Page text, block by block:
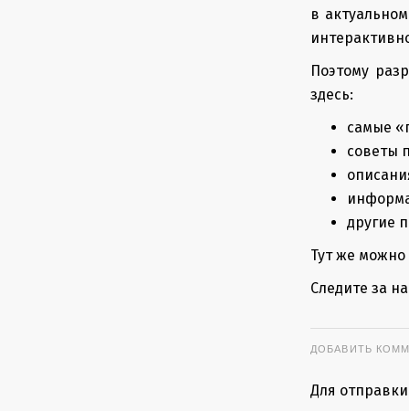
в
Поэтому
здесь:
самые
советы
другие
Тут же можно
Следите за
ДОБАВИТЬ
Для